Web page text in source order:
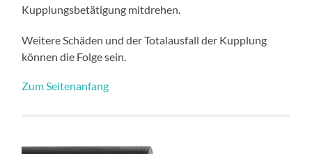
Kupplungsbetätigung mitdrehen.
Weitere Schäden und der Totalausfall der Kupplung
können die Folge sein.
Zum Seitenanfang